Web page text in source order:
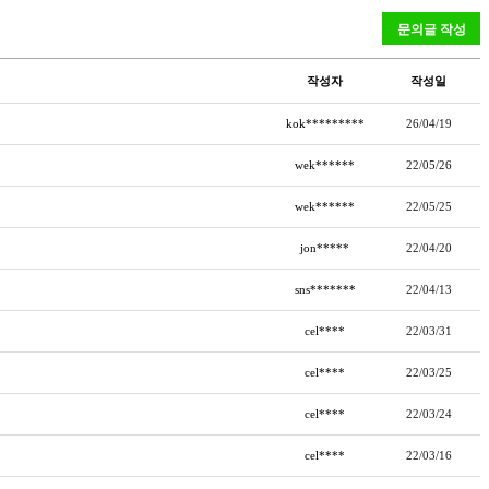
작성자 작성일
kok********* 26/04/19
wek****** 22/05/26
wek****** 22/05/25
jon***** 22/04/20
sns******* 22/04/13
cel**** 22/03/31
cel**** 22/03/25
cel**** 22/03/24
cel**** 22/03/16